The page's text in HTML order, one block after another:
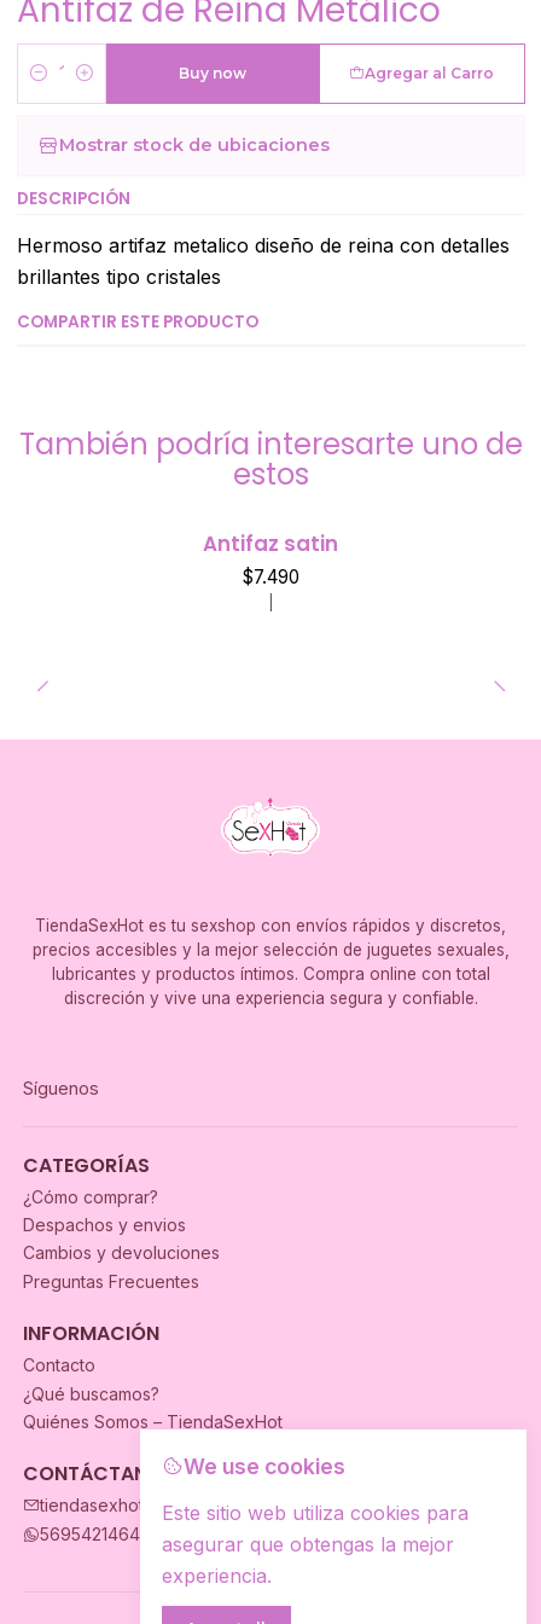
Antifaz de Reina Metálico
Cantidad
Agregar al Carro
Buy now
Mostrar stock de ubicaciones
DESCRIPCIÓN
Hermoso artifaz metalico diseño de reina con detalles
brillantes tipo cristales
COMPARTIR ESTE PRODUCTO
También podría interesarte uno de
estos
Antifaz satin
$7.490
TiendaSexHot es tu sexshop con envíos rápidos y discretos,
precios accesibles y la mejor selección de juguetes sexuales,
lubricantes y productos íntimos. Compra online con total
discreción y vive una experiencia segura y confiable.
Síguenos
CATEGORÍAS
¿Cómo comprar?
Despachos y envios
Cambios y devoluciones
Preguntas Frecuentes
INFORMACIÓN
Contacto
¿Qué buscamos?
Quiénes Somos – TiendaSexHot
CONTÁCTANOS
tiendasexhot@gmail.com
56954214649
We use cookies
Este sitio web utiliza cookies para
asegurar que obtengas la mejor
experiencia.